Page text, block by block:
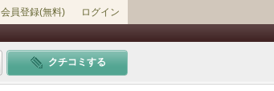
会員登録(無料) ログイン
クチコミする